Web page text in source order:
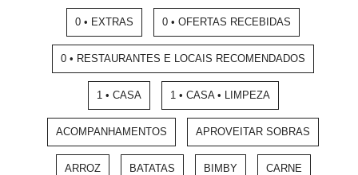
0 • EXTRAS 0 • OFERTAS RECEBIDAS
0 • RESTAURANTES E LOCAIS RECOMENDADOS
1 • CASA 1 • CASA • LIMPEZA
ACOMPANHAMENTOS APROVEITAR SOBRAS
ARROZ BATATAS BIMBY CARNE